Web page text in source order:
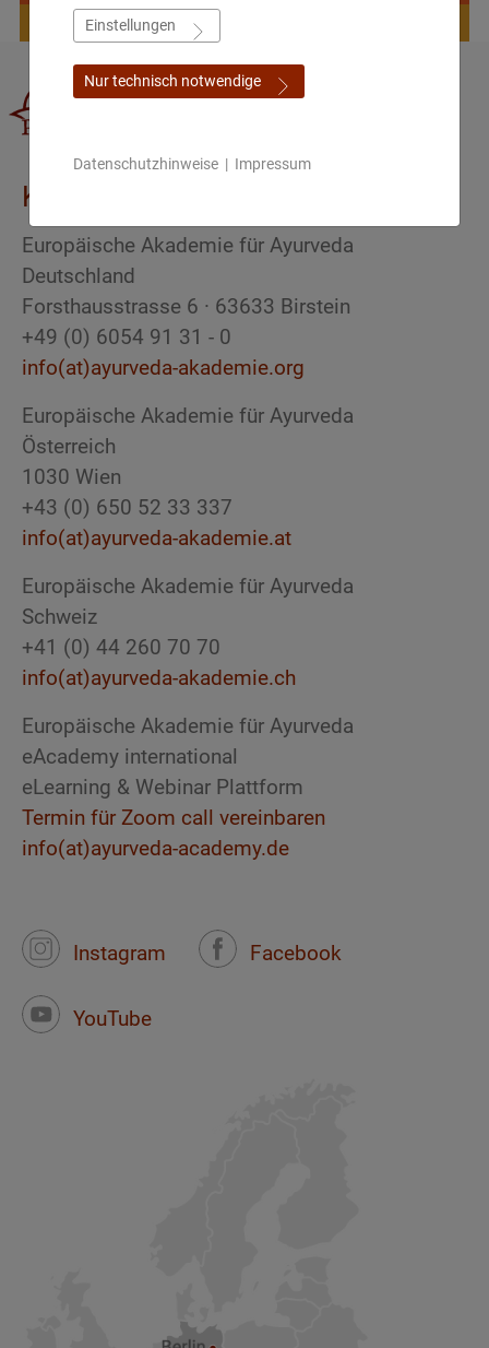
Blog
Kontakt
Europäische Akademie für Ayurveda
Deutschland
Forsthausstrasse 6 · 63633 Birstein
+49 (0) 6054 91 31 - 0
info(at)ayurveda-akademie.org
Europäische Akademie für Ayurveda
Österreich
1030 Wien
+43 (0) 650 52 33 337
info(at)ayurveda-akademie.at
Europäische Akademie für Ayurveda
Schweiz
+41 (0) 44 260 70 70
info(at)ayurveda-akademie.ch
Europäische Akademie für Ayurveda
eAcademy international
eLearning & Webinar Plattform
Termin für Zoom call vereinbaren
info(at)ayurveda-academy.de
Instagram Facebook
YouTube
Einstellungen
Nur technisch notwendige
Datenschutzhinweise | Impressum